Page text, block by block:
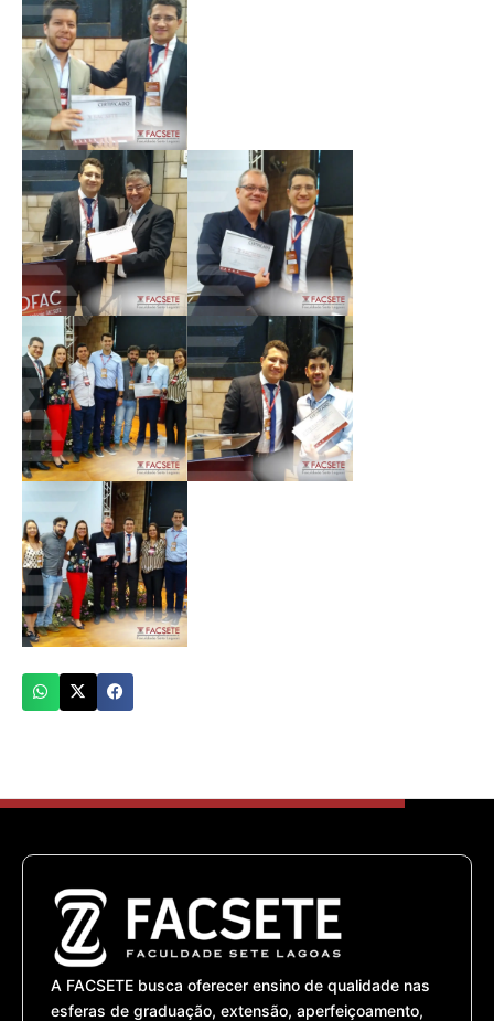
A FACSETE busca oferecer ensino de qualidade nas
esferas de graduação, extensão, aperfeiçoamento,